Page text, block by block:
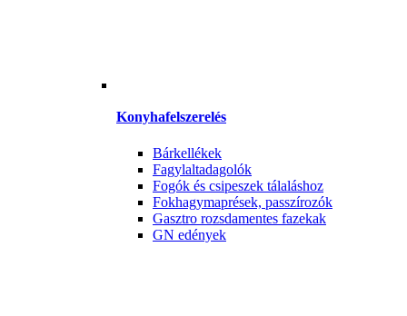
Konyhafelszerelés
Bárkellékek
Fagylaltadagolók
Fogók és csipeszek tálaláshoz
Fokhagymaprések, passzírozók
Gasztro rozsdamentes fazekak
GN edények